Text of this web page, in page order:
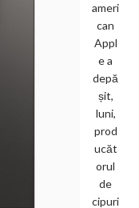
ameri
can
Appl
e a
depă
șit,
luni,
prod
ucăt
orul
de
cipuri